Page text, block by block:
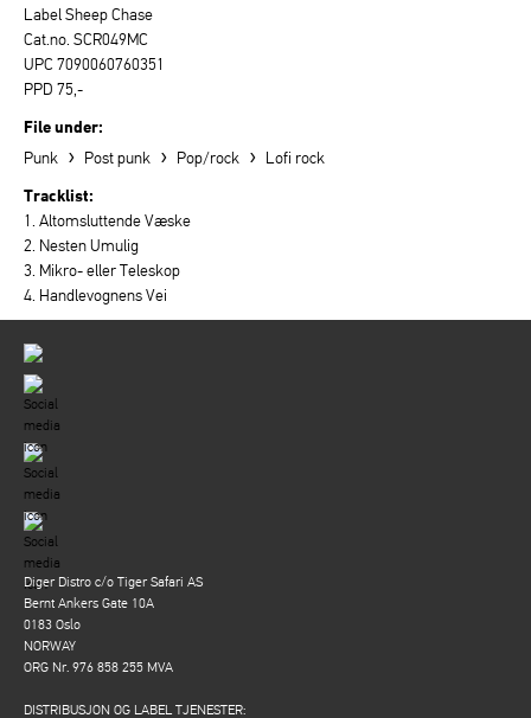
Label Sheep Chase
Cat.no. SCR049MC
UPC 7090060760351
PPD 75,-
File under:
Punk › Post punk › Pop/rock › Lofi rock
Tracklist:
1. Altomsluttende Væske
2. Nesten Umulig
3. Mikro- eller Teleskop
4. Handlevognens Vei
Diger Distro c/o Tiger Safari AS
Bernt Ankers Gate 10A
0183 Oslo
NORWAY
ORG Nr. 976 858 255 MVA
DISTRIBUSJON OG LABEL TJENESTER: